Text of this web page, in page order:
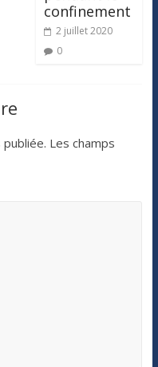
confinement
2 juillet 2020
0
Les champs